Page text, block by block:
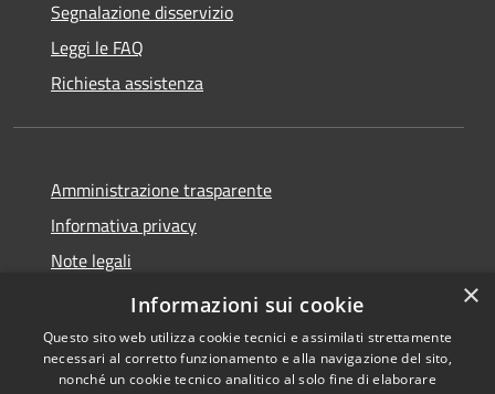
Segnalazione disservizio
Leggi le FAQ
Richiesta assistenza
Amministrazione trasparente
Informativa privacy
Note legali
Dichiarazione di accessibilità
×
Informazioni sui cookie
Questo sito web utilizza cookie tecnici e assimilati strettamente
necessari al corretto funzionamento e alla navigazione del sito,
nonché un cookie tecnico analitico al solo fine di elaborare